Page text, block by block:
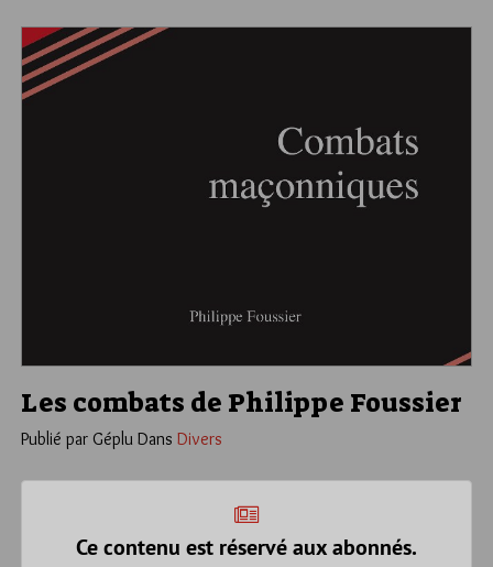
Les combats de Philippe Foussier
Publié par Géplu Dans Divers
Ce contenu est réservé aux abonnés.